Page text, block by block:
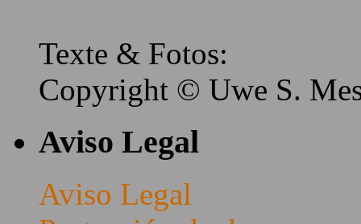
Texte & Fotos:
Copyright © Uwe S.
Aviso Legal
Aviso Legal